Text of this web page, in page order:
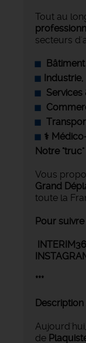
Tout au
secteurs
Industrie,
‍⚕️
Notre
Vous
Grand
toute la
Pour
***
de